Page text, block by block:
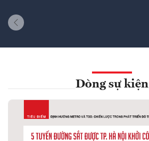
Dòng sự kiện